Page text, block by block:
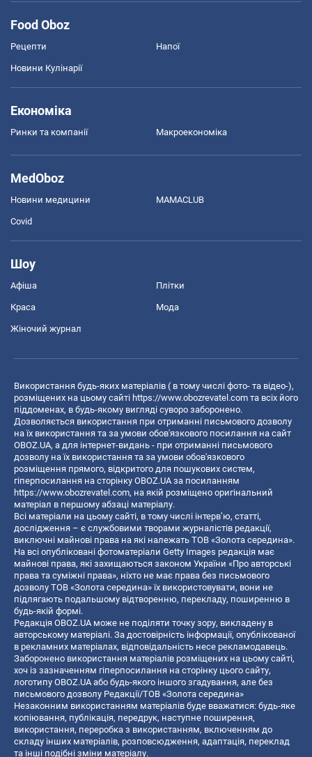
Food Oboz
Рецепти Напої
Новини Кулінарії
Економіка
Ринки та компанії Макроекономіка
MedOboz
Новини медицини MAMACLUB
Covid
Шоу
Афіша Плітки
Краса Мода
Жіночий журнал
Використання будь-яких матеріалів ( в тому числі фото- та відео-),
розміщених на цьому сайті https://www.obozrevatel.com та всіх його
піддоменах, в будь-якому вигляді суворо заборонено.
Дозволяється використання при отриманні письмового дозволу
на їх використання та за умови обов'язкового посилання на сайт
OBOZ.UA, а для інтернет-видань - при отриманні письмового
дозволу на їх використання та за умови обов'язкового
розміщення прямого, відкритого для пошукових систем,
гіперпосилання на сторінку OBOZ.UA за посиланням
https://www.obozrevatel.com, на якій розміщено оригінальний
матеріал в першому абзаці матеріалу.
Всі матеріали на цьому сайті, в тому числі інтерв’ю, статті,
дослідження – є службовими творами журналістів редакції,
виключні майнові права на які належать ТОВ «Золота середина».
На всі опубліковані фотоматеріали Getty Images редакція має
майнові права, які захищаються законом України «Про авторські
права та суміжні права», ніхто не має права без письмового
дозволу ТОВ «Золота середина» їх використовувати, вони не
підлягають подальшому відтворенню, перекладу, поширенню в
будь-якій формі.
Редакція OBOZ.UA може не поділяти точку зору, викладену в
авторському матеріалі. За достовірність інформації, опублікованої
в рекламних матеріалах, відповідальність несе рекламодавець.
Заборонено використання матеріалів розміщених на цьому сайті,
хоч із зазначенням гіперпосилання на сторінку цього сайту,
логотипу OBOZ.UA або будь-якого іншого згадування, але без
письмового дозволу Редакції/ТОВ «Золота середина»
Незаконним використанням матеріалів буде вважатися: будь-яке
копiювання, публiкацiя, передрук, наступне поширення,
використання, переробка з використанням, включенням до
складу інших матеріалів, розповсюдження, адаптація, переклад
та інші подібні зміни матеріалу.